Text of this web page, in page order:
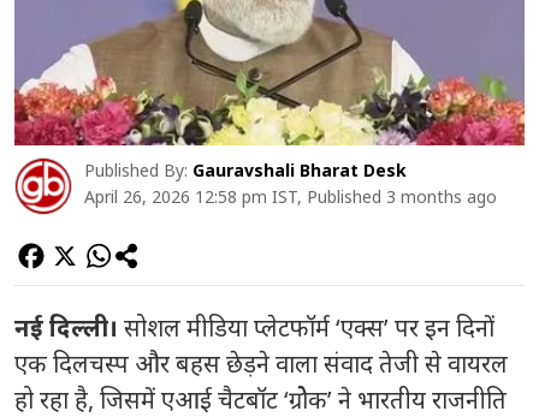
Published By: Gauravshali Bharat Desk
April 26, 2026 12:58 pm IST, Published 3 months ago
नई दिल्ली। सोशल मीडिया प्लेटफॉर्म ‘एक्स’ पर इन दिनों
एक दिलचस्प और बहस छेड़ने वाला संवाद तेजी से वायरल
हो रहा है, जिसमें एआई चैटबॉट ‘ग्रोेक’ ने भारतीय राजनीति